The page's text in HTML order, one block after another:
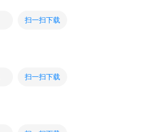
扫一扫下载
扫一扫下载